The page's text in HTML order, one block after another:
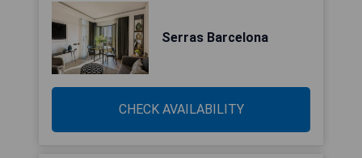
Serras Barcelona
CHECK AVAILABILITY